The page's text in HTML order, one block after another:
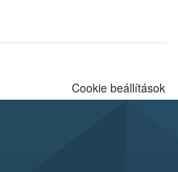
Cookie beállítások